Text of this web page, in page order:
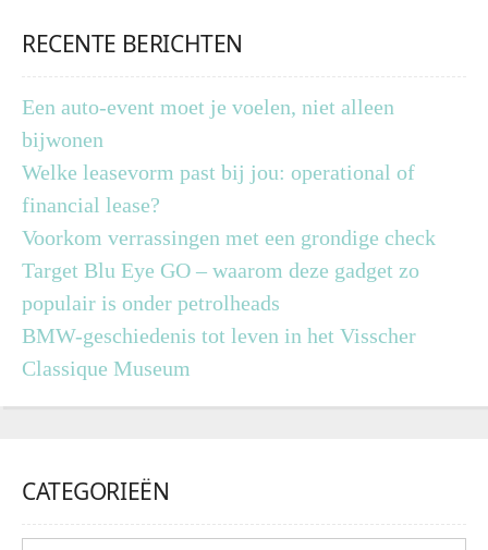
RECENTE BERICHTEN
Een auto-event moet je voelen, niet alleen
bijwonen
Welke leasevorm past bij jou: operational of
financial lease?
Voorkom verrassingen met een grondige check
Target Blu Eye GO – waarom deze gadget zo
populair is onder petrolheads
BMW-geschiedenis tot leven in het Visscher
Classique Museum
CATEGORIEËN